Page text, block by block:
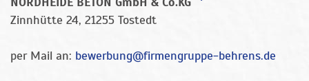
Zinnhütte 24, 21255 Tostedt
per Mail an: bewerbung@firmengruppe-behrens.de